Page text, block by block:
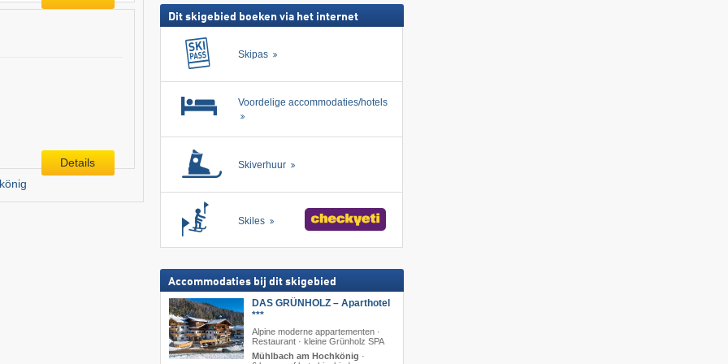
Details
Dit skigebied boeken via het internet
Skipas
Voordelige accommodaties/hotels
Skiverhuur
Skiles
Accommodaties bij dit skigebied
DAS GRÜNHOLZ – Aparthotel
***
Alpine moderne appartementen ·
Restaurant · kleine Grünholz SPA
Mühlbach am Hochkönig ·